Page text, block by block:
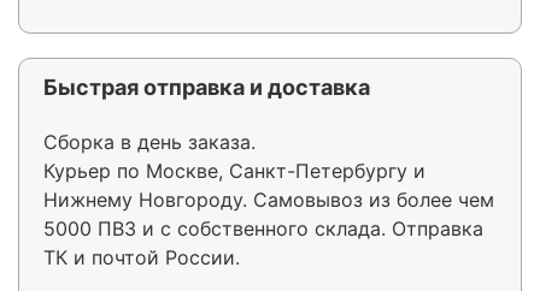
Быстрая отправка и доставка
Сборка в день заказа.
Курьер по Москве, Санкт-Петербургу и
Нижнему Новгороду. Самовывоз из более чем
5000 ПВЗ и с собственного склада. Отправка
ТК и почтой России.